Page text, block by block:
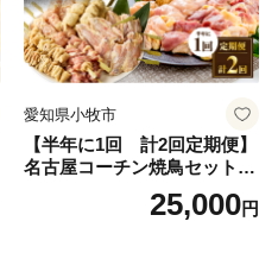
愛知県小牧市
【半年に1回 計2回定期便】
名古屋コーチン焼鳥セット・
名古屋コーチン鍋&名古屋コ
ーチン1羽分セット25,000円